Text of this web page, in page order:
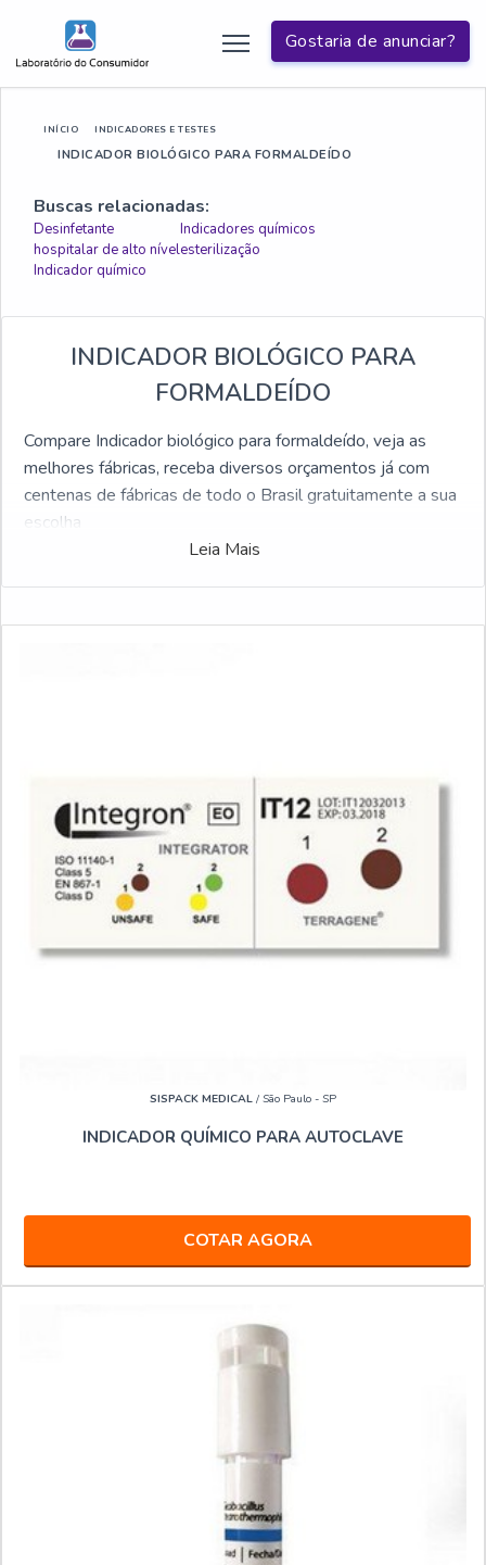
Gostaria de anunciar?
INÍCIO INDICADORES E TESTES
INDICADOR BIOLÓGICO PARA FORMALDEÍDO
Buscas relacionadas:
Desinfetante
hospitalar de alto nível
Indicadores químicos
esterilização
Indicador químico
INDICADOR BIOLÓGICO PARA
FORMALDEÍDO
Compare Indicador biológico para formaldeído, veja as
melhores fábricas, receba diversos orçamentos já com
centenas de fábricas de todo o Brasil gratuitamente a sua
escolha
Leia Mais
SISPACK MEDICAL / São Paulo - SP
INDICADOR QUÍMICO PARA AUTOCLAVE
COTAR AGORA